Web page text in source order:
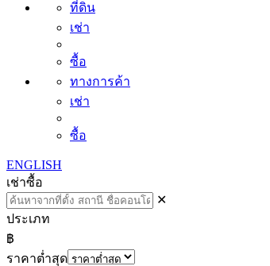
ที่ดิน
เช่า
ซื้อ
ทางการค้า
เช่า
ซื้อ
ENGLISH
เช่าซื้อ
✕
ประเภท
฿
ราคาต่ำสุด